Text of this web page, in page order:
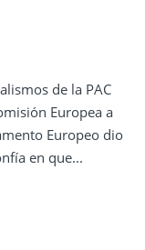
de la PAC
Europea a
Europeo dio
en que...